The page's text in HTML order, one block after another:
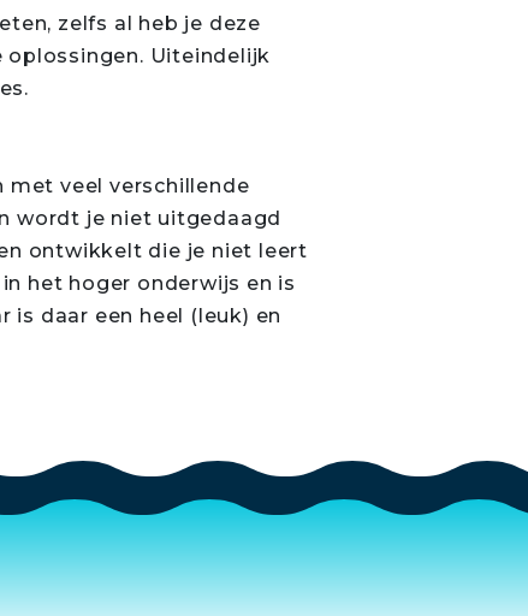
zelfs al heb je deze
Uiteindelijk
met veel verschillende
wordt je niet uitgedaagd
ontwikkelt die je niet leert
het hoger onderwijs en is
is daar een heel (leuk) en